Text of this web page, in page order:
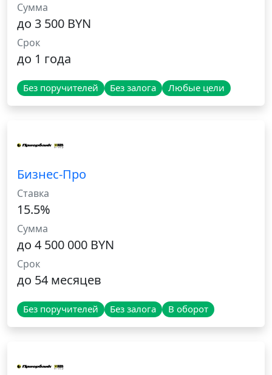
Сумма
до 3 500 BYN
Срок
до 1 года
Без поручителей Без залога Любые цели
Бизнес-Про
Ставка
15.5%
Сумма
до 4 500 000 BYN
Срок
до 54 месяцев
Без поручителей Без залога В оборот